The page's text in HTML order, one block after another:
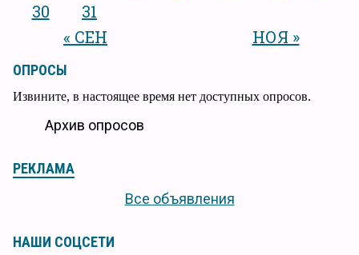
« СЕН НОЯ »
30
31
ОПРОСЫ
Извините, в настоящее время нет доступных опросов.
Архив опросов
РЕКЛАМА
Все объявления
НАШИ СОЦСЕТИ